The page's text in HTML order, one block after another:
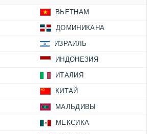
ВЬЕТНАМ
ДОМИНИКАНА
ИЗРАИЛЬ
ИНДОНЕЗИЯ
ИТАЛИЯ
КИТАЙ
МАЛЬДИВЫ
МЕКСИКА